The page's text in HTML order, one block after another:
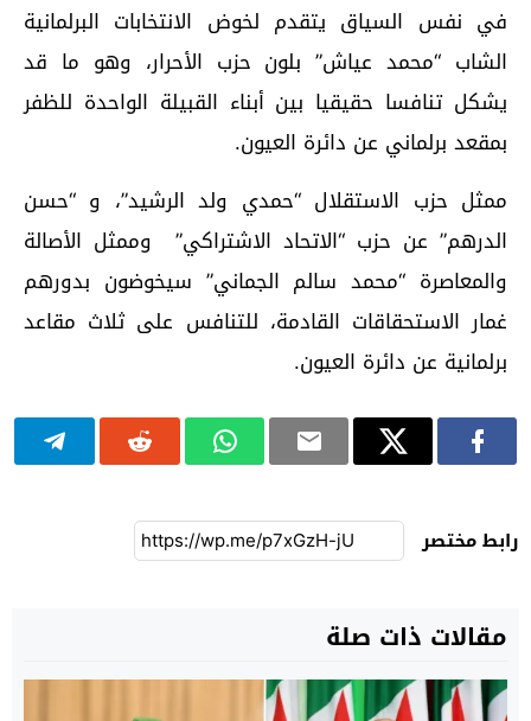
في نفس السياق يتقدم لخوض الانتخابات البرلمانية
الشاب “محمد عياش” بلون حزب الأحرار، وهو ما قد
يشكل تنافسا حقيقيا بين أبناء القبيلة الواحدة للظفر
بمقعد برلماني عن دائرة العيون.
ممثل حزب الاستقلال “حمدي ولد الرشيد”، و “حسن
الدرهم” عن حزب “الاتحاد الاشتراكي” وممثل الأصالة
والمعاصرة “محمد سالم الجماني” سيخوضون بدورهم
غمار الاستحقاقات القادمة، للتنافس على ثلاث مقاعد
برلمانية عن دائرة العيون.
رابط مختصر
مقالات ذات صلة